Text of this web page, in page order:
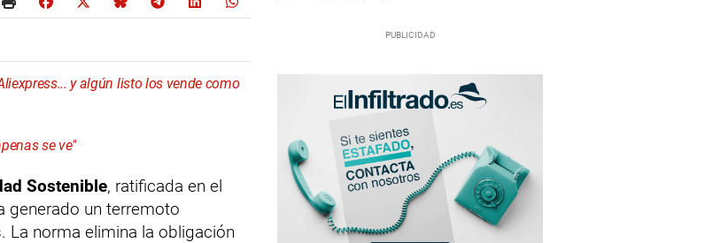
y algún listo los vende como
se ve"
Sostenible, ratificada en el
generado un terremoto
La norma elimina la obligación